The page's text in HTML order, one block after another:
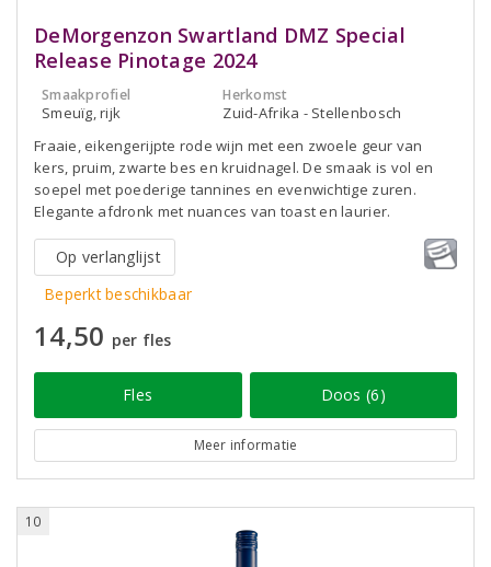
DeMorgenzon Swartland DMZ Special
Release Pinotage 2024
Smaakprofiel
Smeuïg, rijk
Herkomst
Zuid-Afrika - Stellenbosch
Fraaie, eikengerijpte rode wijn met een zwoele geur van
kers, pruim, zwarte bes en kruidnagel. De smaak is vol en
soepel met poederige tannines en evenwichtige zuren.
Elegante afdronk met nuances van toast en laurier.
Op verlanglijst
Beperkt beschikbaar
14,50 per fles
Fles Doos (6)
Meer informatie
10